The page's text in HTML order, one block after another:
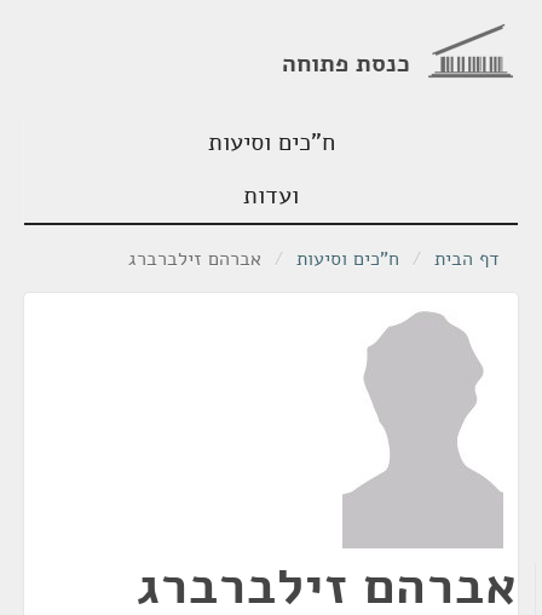
כנסת פתוחה
ח"כים וסיעות
ועדות
דף הבית / ח"כים וסיעות / אברהם זילברברג
אברהם זילברברג